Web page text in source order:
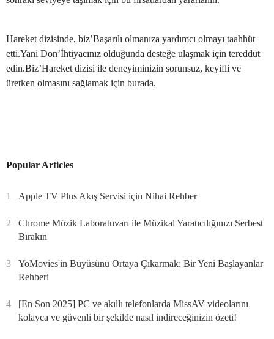
Hareket dizisinde, biz’Başarılı olmanıza yardımcı olmayı taahhüt
etti.Yani Don’İhtiyacınız olduğunda desteğe ulaşmak için tereddüt
edin.Biz’Hareket dizisi ile deneyiminizin sorunsuz, keyifli ve
üretken olmasını sağlamak için burada.
Popular Articles
1 Apple TV Plus Akış Servisi için Nihai Rehber
2
Chrome Müzik Laboratuvarı ile Müzikal Yaratıcılığınızı Serbest
Bırakın
3
YoMovies'in Büyüsünü Ortaya Çıkarmak: Bir Yeni Başlayanlar
Rehberi
4
[En Son 2025] PC ve akıllı telefonlarda MissAV videolarını
kolayca ve güvenli bir şekilde nasıl indireceğinizin özeti!